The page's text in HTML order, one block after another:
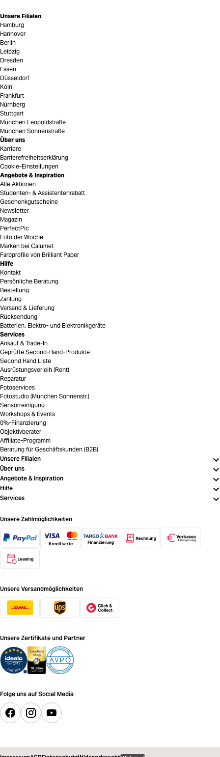
Unsere Filialen
Hamburg
Hannover
Berlin
Leipzig
Dresden
Essen
Düsseldorf
Köln
Frankfurt
Nürnberg
Stuttgart
München Leopoldstraße
München Sonnenstraße
Über uns
Karriere
Barrierefreiheitserklärung
Cookie-Einstellungen
Angebote & Inspiration
Alle Aktionen
Studenten- & Assistentenrabatt
Geschenkgutscheine
Newsletter
Magazin
PerfectPic
Foto der Woche
Marken bei Calumet
Farbprofile von Brilliant Paper
Hilfe
Kontakt
Persönliche Beratung
Bestellung
Zahlung
Versand & Lieferung
Rücksendung
Batterien, Elektro- und Elektronikgeräte
Services
Ankauf & Trade-In
Geprüfte Second-Hand-Produkte
Second Hand Liste
Ausrüstungsverleih (Rent)
Reparatur
Fotoservices
Fotostudio (München Sonnenstr.)
Sensorreinigung
Workshops & Events
0%-Finanzierung
Objektivberater
Affiliate-Programm
Beratung für Geschäftskunden (B2B)
Unsere Filialen
Über uns
Angebote & Inspiration
Hilfe
Services
Unsere Zahlmöglichkeiten
Unsere Versandmöglichkeiten
Unsere Zertifikate und Partner
Folge uns auf Social Media